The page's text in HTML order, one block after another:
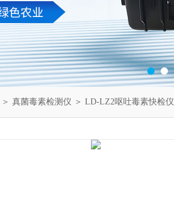
＞ 真菌毒素检测仪 ＞ LD-LZ2呕吐毒素快检仪